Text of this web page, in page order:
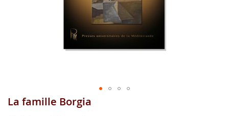
Aller
La famille Borgia